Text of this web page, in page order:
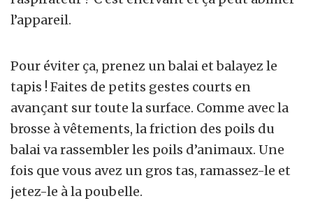
l’appareil.
Pour éviter ça, prenez un balai et balayez le
tapis ! Faites de petits gestes courts en
avançant sur toute la surface. Comme avec la
brosse à vêtements, la friction des poils du
balai va rassembler les poils d’animaux. Une
fois que vous avez un gros tas, ramassez-le et
jetez-le à la poubelle.